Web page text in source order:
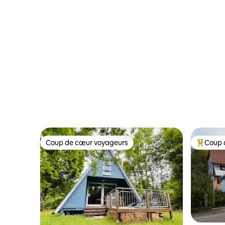
Coup de cœur voyageurs
Coup de cœur voyageurs Coups
Coup